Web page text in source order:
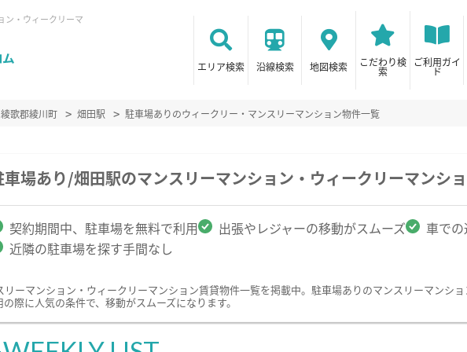
ン・ウィークリーマ
エリア検索 沿線検索 地図検索 こだわり検
索
ご利用ガイ
ド
綾歌郡綾川町 畑田駅 駐車場ありのウィークリー・マンスリーマンション物件一覧
車場あり/畑田駅のマンスリーマンション・ウィークリーマンシ
契約期間中、駐車場を無料で利用 出張やレジャーの移動がスムーズ 車で
近隣の駐車場を探す手間なし
ーマンション・ウィークリーマンション賃貸物件一覧を掲載中。駐車場ありのマンスリーマンシ
際に人気の条件で、移動がスムーズになります。